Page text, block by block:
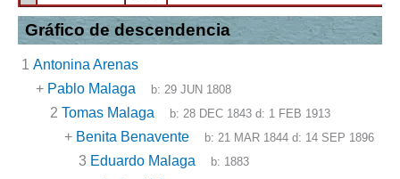
Gráfico de descendencia
1 Antonina Arenas
+ Pablo Malaga b:29 JUN 1808
2 Tomas Malaga b:28 DEC 1843 d: 1 FEB 1913
+ Benita Benavente b:21 MAR 1844 d: 14 SEP 1896
3 Eduardo Malaga b: 1883